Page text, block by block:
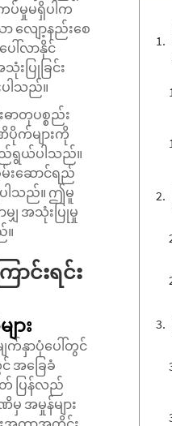
ပ်မှုမရှိပါက
လျော့နည်းစေ
ါ်လာနိုင်
ပြုခြင်း
ါသည်။
တုပစ္စည်း
ပိုက်များကို
ည်ရွယ်ပါသည်။
းဆောင်ရည်
ါသည်။ ဤမူ
ျှ အသုံးပြုမှု
။
င်းရင်း
ား
နှာပုံပေါ်တွင်
အခြေခံ
ပြန်လည်
မှ အမှုန်များ